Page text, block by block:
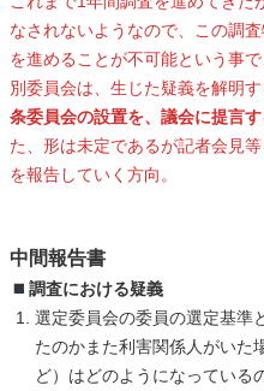
なされないようなので、この調
を進めることが不可能という事
別委員会は、生じた疑義を解明す
条委員会の設置を、議会に提言す
た、形は未定であるが記者会見
を報告していく方向。
中間報告書
調査における疑義
選定委員会の委員の選定基準
たのかまた利害関係人がいた
ど）はどのようになっている